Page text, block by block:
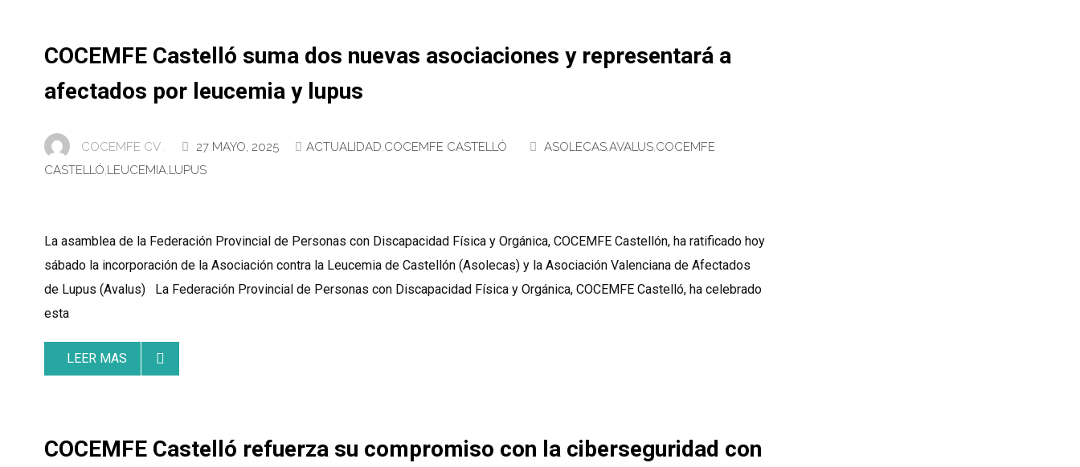
COCEMFE Castelló suma dos nuevas asociaciones y representará a
afectados por leucemia y lupus
COCEMFE CV . 27 MAYO, 2025 ACTUALIDAD,COCEMFE CASTELLÓ ASOLECAS,AVALUS,COCEMFE
CASTELLÓ,LEUCEMIA,LUPUS
La asamblea de la Federación Provincial de Personas con Discapacidad Física y Orgánica, COCEMFE Castellón, ha ratificado hoy
sábado la incorporación de la Asociación contra la Leucemia de Castellón (Asolecas) y la Asociación Valenciana de Afectados
de Lupus (Avalus) La Federación Provincial de Personas con Discapacidad Física y Orgánica, COCEMFE Castelló, ha celebrado
esta
LEER MAS
COCEMFE Castelló refuerza su compromiso con la ciberseguridad con